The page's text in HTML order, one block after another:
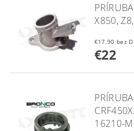
X850,
€17,90
€22
16210-